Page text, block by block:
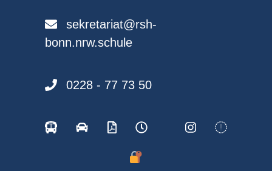
sekretariat@rsh-
bonn.nrw.schule
0228 - 77 73 50